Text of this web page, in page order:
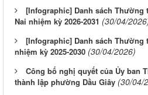
[Infographic] Danh sách Thường
Nai nhiệm kỳ 2026-2031 (30/04/
[Infographic] Danh sách Thường
nhiệm kỳ 2025-2030 (30/04/2026)
Công bố nghị quyết của Ủy ban
thành lập phường Dầu Giây (30/04/